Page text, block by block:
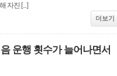
자진 [...]
더보기
운행 횟수가 늘어나면서